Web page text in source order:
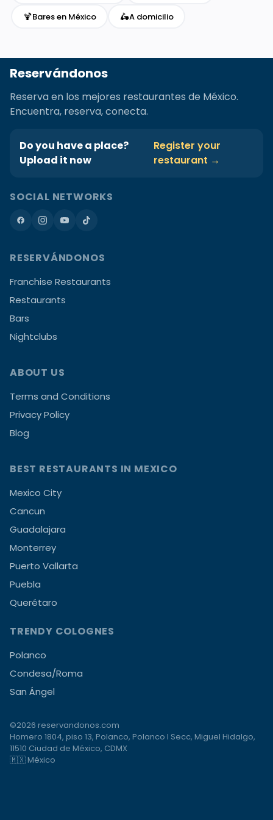
🍹Bares en México 🛵A domicilio
Reservándonos
Reserva en los mejores restaurantes de México.
Encuentra, reserva, conecta.
Do you have a place?
Upload it now
Register your
restaurant →
SOCIAL NETWORKS
RESERVÁNDONOS
Franchise Restaurants
Restaurants
Bars
Nightclubs
ABOUT US
Terms and Conditions
Privacy Policy
Blog
BEST RESTAURANTS IN MEXICO
Mexico City
Cancun
Guadalajara
Monterrey
Puerto Vallarta
Puebla
Querétaro
TRENDY COLOGNES
Polanco
Condesa/Roma
San Ángel
©2026 reservandonos.com
Homero 1804, piso 13, Polanco, Polanco I Secc, Miguel Hidalgo,
11510 Ciudad de México, CDMX
🇲🇽 México